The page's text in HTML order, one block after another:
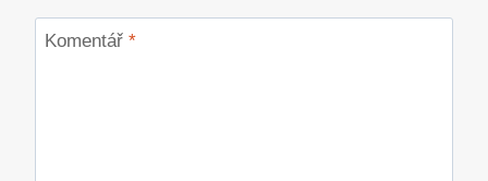
Komentář *